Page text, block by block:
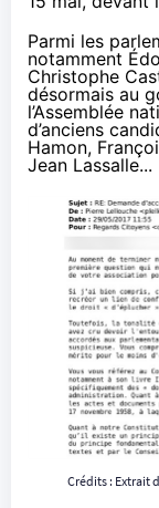
Parmi les
notamment
Christophe
désormais au
l’Assemblée
d’anciens
Hamon,
Jean Lassalle...
Crédits : Extrait